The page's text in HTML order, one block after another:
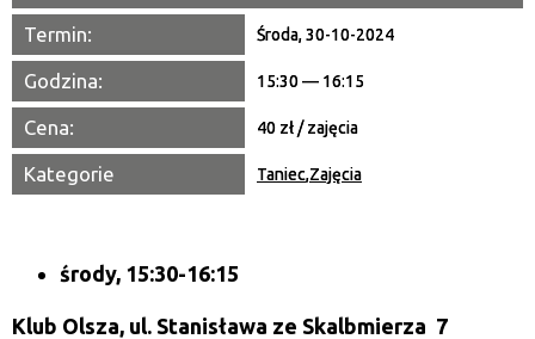
Termin: Środa, 30-10-2024
Godzina: 15:30 — 16:15
Cena: 40 zł / zajęcia
Kategorie Taniec,Zajęcia
środy, 15:30-16:15
Klub Olsza, ul. Stanisława ze Skalbmierza 7